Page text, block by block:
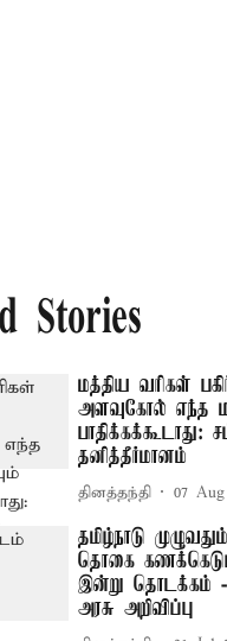
Stories
மத்திய வரிகள்
அளவுகோல் எந்த
பாதிக்கக்கூடாது:
தனித்தீர்மானம்
தினத்தந்தி 07 Aug
தமிழ்நாடு
தொகை
இன்று தொடக்கம் -
அரசு அறிவிப்பு